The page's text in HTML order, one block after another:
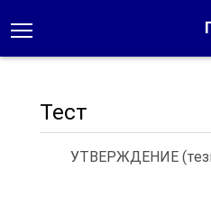
Тест
УТВЕРЖДЕНИЕ